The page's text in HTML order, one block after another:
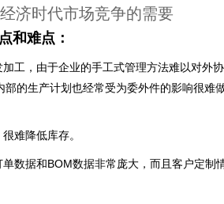
济时代市场竞争的需要
和难点：
工，由于企业的手工式管理方法难以对外
的生产计划也经常受为委外件的影响很难
难降低库存。
数据和BOM数据非常庞大，而且客户定制